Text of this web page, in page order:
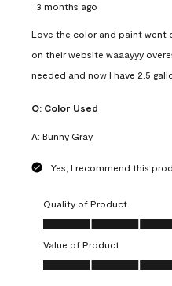
3 months ago
Love the color and paint went
on their website waaayyy
needed and now I have 2.5
Q: Color Used
A: Bunny Gray
Yes, I recommend this
Quality of Product
Quality of Product, 5.0 out
Value of Product
Value of Product, 3.0 out of 5